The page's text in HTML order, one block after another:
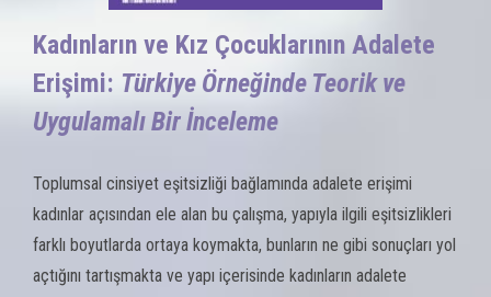
Kadınların ve Kız Çocuklarının Adalete
Erişimi: Türkiye Örneğinde Teorik ve
Uygulamalı Bir İnceleme
Toplumsal cinsiyet eşitsizliği bağlamında adalete erişimi
kadınlar açısından ele alan bu çalışma, yapıyla ilgili eşitsizlikleri
farklı boyutlarda ortaya koymakta, bunların ne gibi sonuçları yol
açtığını tartışmakta ve yapı içerisinde kadınların adalete